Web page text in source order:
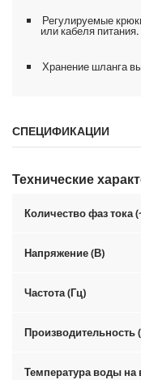
Регулируемые
или кабеля питания.
Хранение шланга
СПЕЦИФИКАЦИИ
Технические
Количество фаз тока
Напряжение (В)
Частота (Гц)
Производительность
Температура воды на